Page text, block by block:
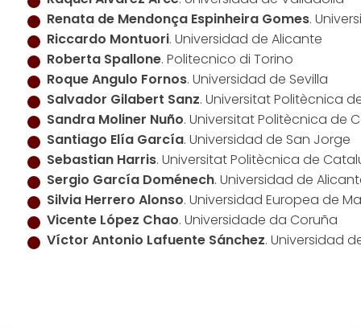
Renata de Mendonça Espinheira Gomes.
Riccardo Montuori. Universidad de Alicante
Roberta Spallone. Politecnico di Torino
Roque Angulo Fornos. Universidad de Sevilla
Salvador Gilabert Sanz. Universitat Politècnica
Sandra Moliner Nuño. Universitat Politècnica de
Santiago Elía García. Universidad de San Jorge
Sebastian Harris. Universitat Politècnica de
Sergio García Doménech. Universidad de
Silvia Herrero Alonso. Universidad Europea de
Vicente López Chao. Universidade da Coruña
Víctor Antonio Lafuente Sánchez. Universidad